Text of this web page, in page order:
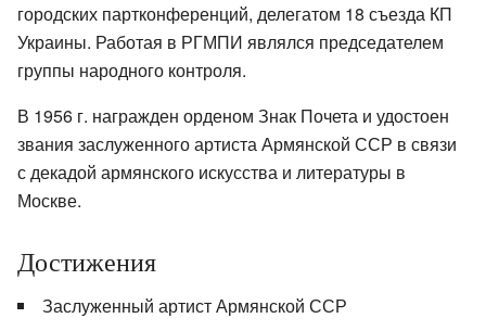
городских партконференций, делегатом 18 съезда КП
Украины. Работая в РГМПИ являлся председателем
группы народного контроля.
В 1956 г. награжден орденом Знак Почета и удостоен
звания заслуженного артиста Армянской ССР в связи
с декадой армянского искусства и литературы в
Москве.
Достижения
Заслуженный артист Армянской ССР